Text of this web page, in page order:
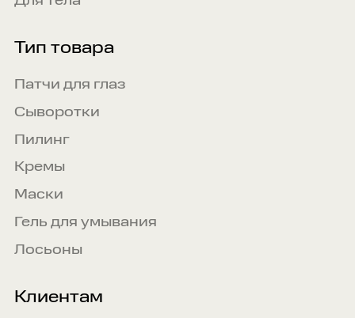
Тип товара
Патчи для глаз
Сыворотки
Пилинг
Кремы
Маски
Гель для умывания
Лосьоны
Клиентам